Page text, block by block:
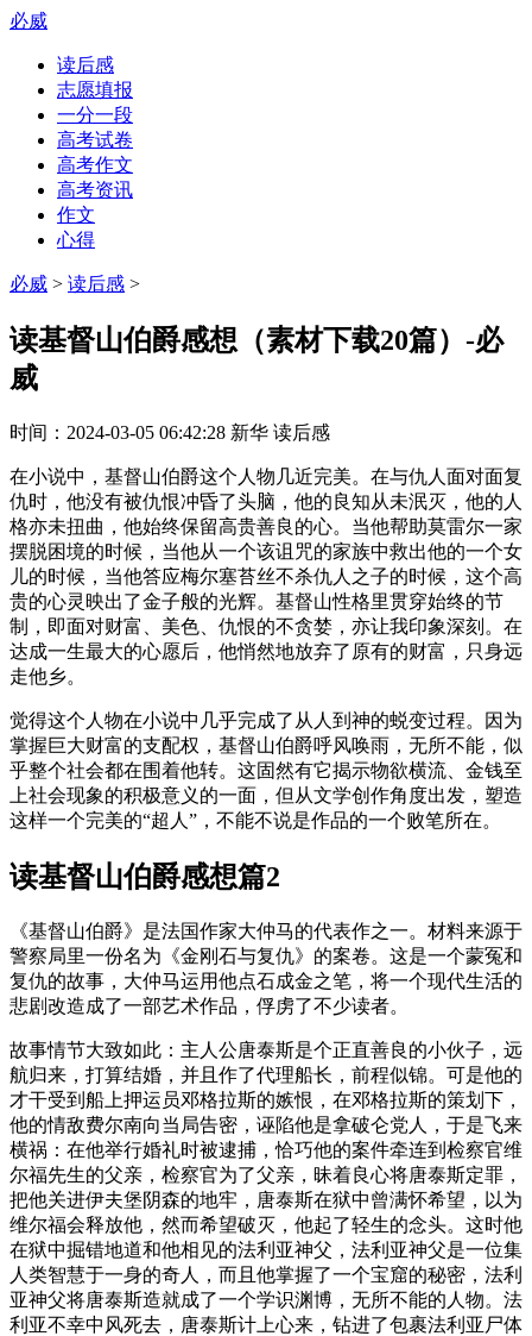
必威
读后感
志愿填报
一分一段
高考试卷
高考作文
高考资讯
作文
心得
必威 > 读后感 >
读基督山伯爵感想（素材下载20篇）-必
威
时间： 2024-03-05 06:42:28 新华 读后感
在小说中，基督山伯爵这个人物几近完美。在与仇人面对面复
仇时，他没有被仇恨冲昏了头脑，他的良知从未泯灭，他的人
格亦未扭曲，他始终保留高贵善良的心。当他帮助莫雷尔一家
摆脱困境的时候，当他从一个该诅咒的家族中救出他的一个女
儿的时候，当他答应梅尔塞苔丝不杀仇人之子的时候，这个高
贵的心灵映出了金子般的光辉。基督山性格里贯穿始终的节
制，即面对财富、美色、仇恨的不贪婪，亦让我印象深刻。在
达成一生最大的心愿后，他悄然地放弃了原有的财富，只身远
走他乡。
觉得这个人物在小说中几乎完成了从人到神的蜕变过程。因为
掌握巨大财富的支配权，基督山伯爵呼风唤雨，无所不能，似
乎整个社会都在围着他转。这固然有它揭示物欲横流、金钱至
上社会现象的积极意义的一面，但从文学创作角度出发，塑造
这样一个完美的“超人”，不能不说是作品的一个败笔所在。
读基督山伯爵感想篇2
《基督山伯爵》是法国作家大仲马的代表作之一。材料来源于
警察局里一份名为《金刚石与复仇》的案卷。这是一个蒙冤和
复仇的故事，大仲马运用他点石成金之笔，将一个现代生活的
悲剧改造成了一部艺术作品，俘虏了不少读者。
故事情节大致如此：主人公唐泰斯是个正直善良的小伙子，远
航归来，打算结婚，并且作了代理船长，前程似锦。可是他的
才干受到船上押运员邓格拉斯的嫉恨，在邓格拉斯的策划下，
他的情敌费尔南向当局告密，诬陷他是拿破仑党人，于是飞来
横祸：在他举行婚礼时被逮捕，恰巧他的案件牵连到检察官维
尔福先生的父亲，检察官为了父亲，昧着良心将唐泰斯定罪，
把他关进伊夫堡阴森的地牢，唐泰斯在狱中曾满怀希望，以为
维尔福会释放他，然而希望破灭，他起了轻生的念头。这时他
在狱中掘错地道和他相见的法利亚神父，法利亚神父是一位集
人类智慧于一身的奇人，而且他掌握了一个宝窟的秘密，法利
亚神父将唐泰斯造就成了一个学识渊博，无所不能的人物。法
利亚不幸中风死去，唐泰斯计上心来，钻进了包裹法利亚尸体